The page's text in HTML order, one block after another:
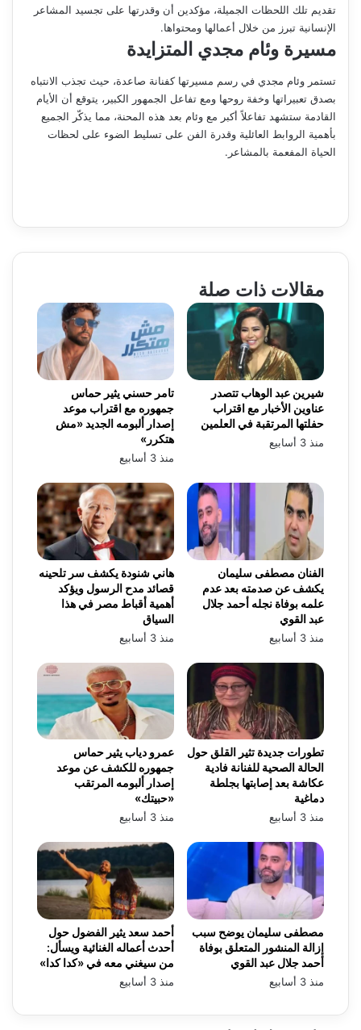
تقديم تلك اللحظات الجميلة، مؤكدين أن وقدرتها على تجسيد المشاعر
الإنسانية تبرز من خلال أعمالها ومحتواها.
مسيرة وئام مجدي المتزايدة
تستمر وئام مجدي في رسم مسيرتها كفنانة صاعدة، حيث تجذب الانتباه
بصدق تعبيراتها وخفة روحها ومع تفاعل الجمهور الكبير، يتوقع أن الأيام
القادمة ستشهد تفاعلاً أكبر مع وئام بعد هذه المحنة، مما يذكّر الجميع
بأهمية الروابط العائلية وقدرة الفن على تسليط الضوء على لحظات
الحياة المفعمة بالمشاعر.
مقالات ذات صلة
تامر حسني يثير حماس
جمهوره مع اقتراب موعد
إصدار ألبومه الجديد «مش
هتكرر»
منذ 3 أسابيع
شيرين عبد الوهاب تتصدر
عناوين الأخبار مع اقتراب
حفلتها المرتقبة في العلمين
منذ 3 أسابيع
هاني شنودة يكشف سر تلحينه
قصائد مدح الرسول ويؤكد
أهمية أقباط مصر في هذا
السياق
منذ 3 أسابيع
الفنان مصطفى سليمان
يكشف عن صدمته بعد عدم
علمه بوفاة نجله أحمد جلال
عبد القوي
منذ 3 أسابيع
عمرو دياب يثير حماس
جمهوره للكشف عن موعد
إصدار ألبومه المرتقب
«حبيتك»
منذ 3 أسابيع
تطورات جديدة تثير القلق حول
الحالة الصحية للفنانة فادية
عكاشة بعد إصابتها بجلطة
دماغية
منذ 3 أسابيع
أحمد سعد يثير الفضول حول
أحدث أعماله الغنائية ويسأل:
من سيغني معه في «كدا كدا»
منذ 3 أسابيع
مصطفى سليمان يوضح سبب
إزالة المنشور المتعلق بوفاة
أحمد جلال عبد القوي
منذ 3 أسابيع